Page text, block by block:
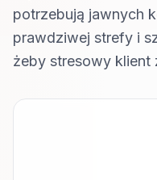
potrzebują jawnych
prawdziwej strefy i
żeby stresowy klient